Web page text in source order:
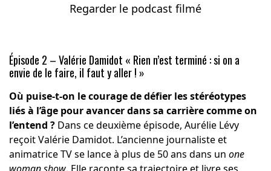
Regarder le podcast filmé
Épisode 2 – Valérie Damidot « Rien n’est terminé : si on a
envie de le faire, il faut y aller ! »
Où puise-t-on le courage de défier les stéréotypes
liés à l’âge pour avancer dans sa carrière comme on
l’entend ? Dans ce deuxième épisode, Aurélie Lévy
reçoit Valérie Damidot. L’ancienne journaliste et
animatrice TV se lance à plus de 50 ans dans un one